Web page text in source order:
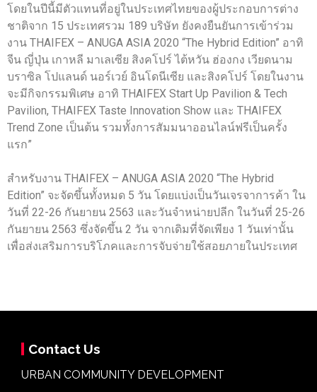
โดยในปีนี้มีตัวแทนที่อยู่ในประเทศไทยของผู้ประกอบการต่าง
ชาติจาก 15 ประเทศรวม 189 บริษัท ยังคงยืนยันการเข้าร่วม
งาน THAIFEX – ANUGA ASIA 2020 “The Hybrid Edition” อาทิ
จีน ญี่ปุ่น เกาหลี มาเลเซีย สิงคโปร์ ไต้หวัน ฮ่องกง เวียดนาม
บราซิล โปแลนด์ นอร์เวย์ อินโดนีเซีย และสิงคโปร์ โดยในงาน
จะมีกิจกรรมพิเศษ อาทิ THAIFEX Start Up Pavilion & Tech
Pavilion, THAIFEX Taste Innovation Show และ THAIFEX
Trend Zone เป็นต้น รวมทั้งการสัมมนาออนไลน์ฟรีเป็นครั้ง
แรก”
สำหรับงาน THAIFEX – ANUGA ASIA 2020 “The Hybrid
Edition” จะจัดขึ้นทั้งหมด 5 วัน โดยแบ่งเป็นวันเจรจาการค้า ใน
วันที่ 22-26 กันยายน 2563 และวันจำหน่ายปลีก ในวันที่ 25-26
กันยายน 2563 ซึ่งจัดขึ้น 2 วัน จากเดิมที่จัดเพียง 1 วันเท่านั้น
เพื่อส่งเสริมการบริโภคและการจับจ่ายใช้สอยภายในประเทศ
Contact Us
URBAN COMMUNITY DEVELOPMENT